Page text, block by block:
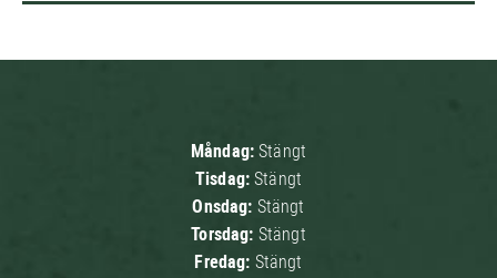
Måndag:Stängt
Tisdag:Stängt
Onsdag: Stängt
Torsdag: Stängt
Fredag: Stängt